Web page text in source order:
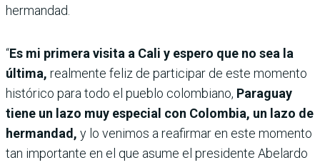
hermandad.
“Es mi primera visita a Cali y espero que no sea la
última, realmente feliz de participar de este momento
histórico para todo el pueblo colombiano, Paraguay
tiene un lazo muy especial con Colombia, un lazo de
hermandad, y lo venimos a reafirmar en este momento
tan importante en el que asume el presidente Abelardo